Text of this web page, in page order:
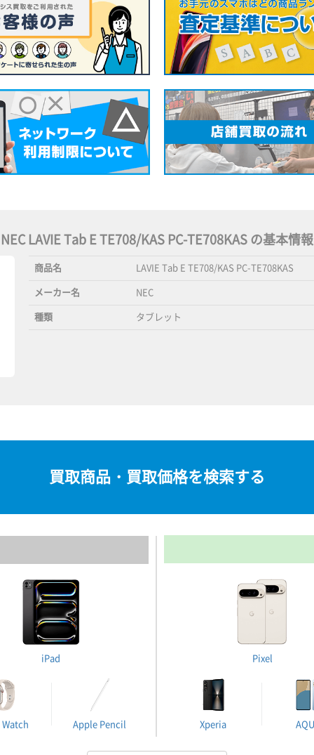
NEC LAVIE Tab E TE708/KAS PC-TE708KAS の基本情報
商品名 LAVIE Tab E TE708/KAS PC-TE708KAS
メーカー名 NEC
種類 タブレット
買取商品・買取価格を検索する
iPad
Apple Pencil
Pixel
Xperia